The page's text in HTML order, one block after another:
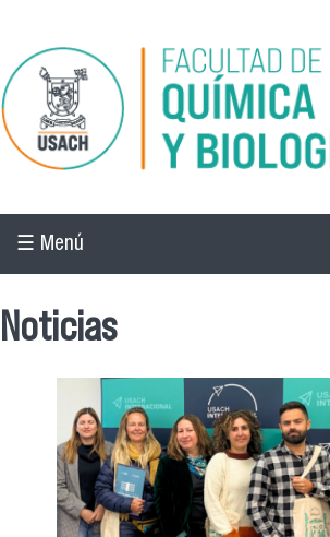
Pasar al contenido principal
☰ Menú
Noticias